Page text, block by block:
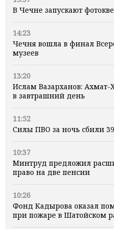
В Чечне запускают
14:23
Чечня вошла в финал
музеев
13:20
Ислам Вазарханов:
в завтрашний день
11:52
Силы ПВО за ночь сбили
10:37
Минтруд предложил
право на две пенсии
10:26
Фонд Кадырова оказал
при пожаре в Шатойском